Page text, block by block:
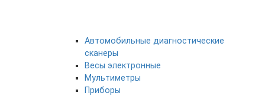
Автомобильные диагностические
сканеры
Весы электронные
Мультиметры
Приборы